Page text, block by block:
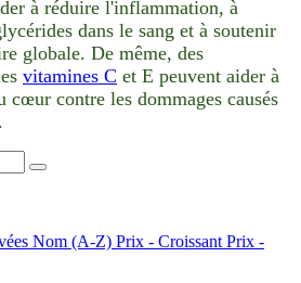
à réduire l'inflammation, à
dans le sang et à soutenir
globale. De même, des
vitamines C et E peuvent aider à
cœur contre les dommages causés
Nom (A-Z) Prix - Croissant Prix -